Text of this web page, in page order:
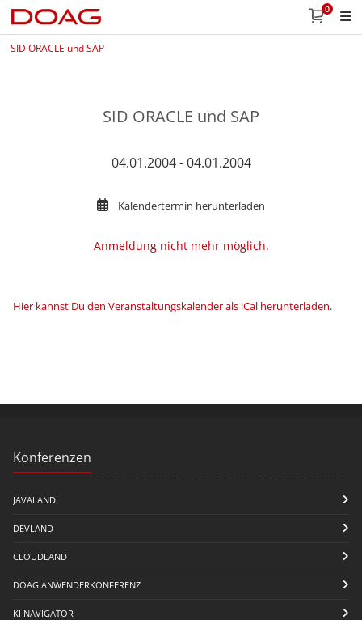
0
SID ORACLE und SAP
SID ORACLE und SAP
04.01.2004 - 04.01.2004
Kalendertermin herunterladen
Anmeldung nicht mehr möglich.
Hier kannst Du den Veranstaltungskalender als iCal herunterladen.
Konferenzen
JAVALAND
DEVLAND
CLOUDLAND
DOAG ANWENDERKONFERENZ
KI NAVIGATOR